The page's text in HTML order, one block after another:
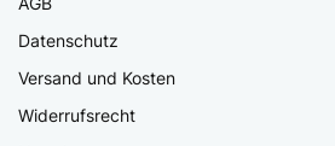
Datenschutz
Versand und Kosten
Widerrufsrecht